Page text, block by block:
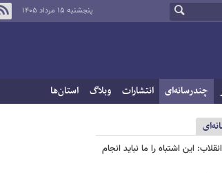
پنجشنبه ۱۵ مرداد ۱۴۰۵
چندرسانه‌ای انتشارات وبلاگ استان‌ها
این اشتباه را ما نباید انجام